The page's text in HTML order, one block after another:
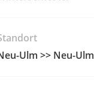
Ulm >> Neu-Ulm